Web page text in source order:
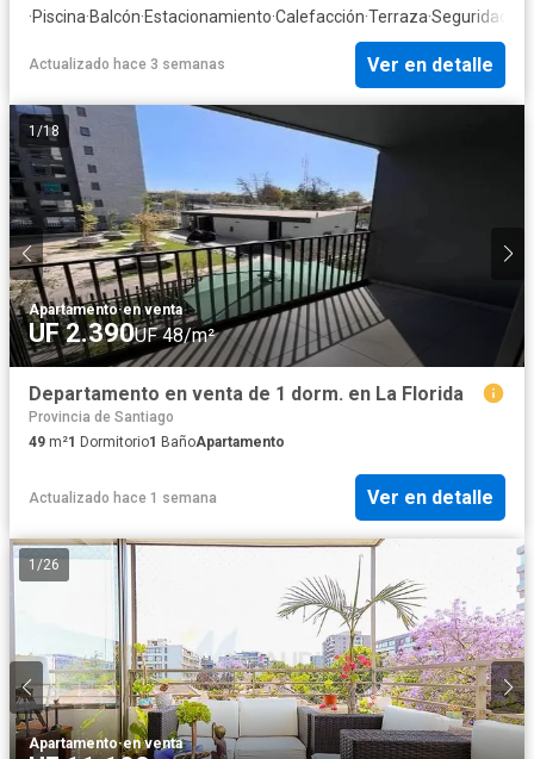
·Piscina·Balcón·Estacionamiento·Calefacción·Terraza·Seguridad
Actualizado hace 3 semanas Ver en detalle
1 /18
Apartamento·en venta
UF 2.390UF 48/m²
Departamento en venta de 1 dorm. en La Florida
Provincia de Santiago
49 m²1 Dormitorio1 BañoApartamento
Actualizado hace 1 semana Ver en detalle
1 /26
Apartamento·en venta